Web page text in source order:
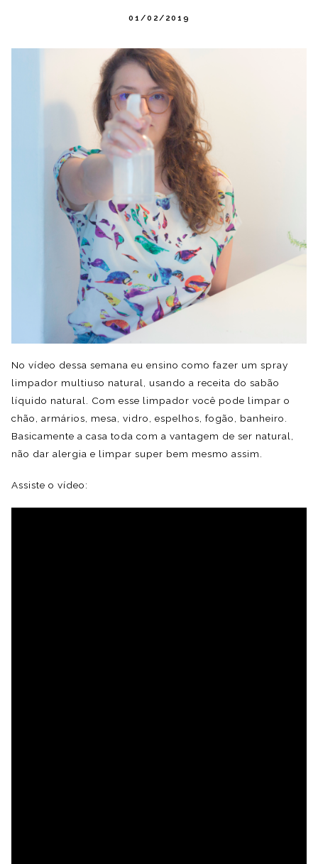
01/02/2019
No vídeo dessa semana eu ensino como fazer um spray
limpador multiuso natural, usando a receita do sabão
líquido natural. Com esse limpador você pode limpar o
chão, armários, mesa, vidro, espelhos, fogão, banheiro.
Basicamente a casa toda com a vantagem de ser natural,
não dar alergia e limpar super bem mesmo assim.
Assiste o vídeo: